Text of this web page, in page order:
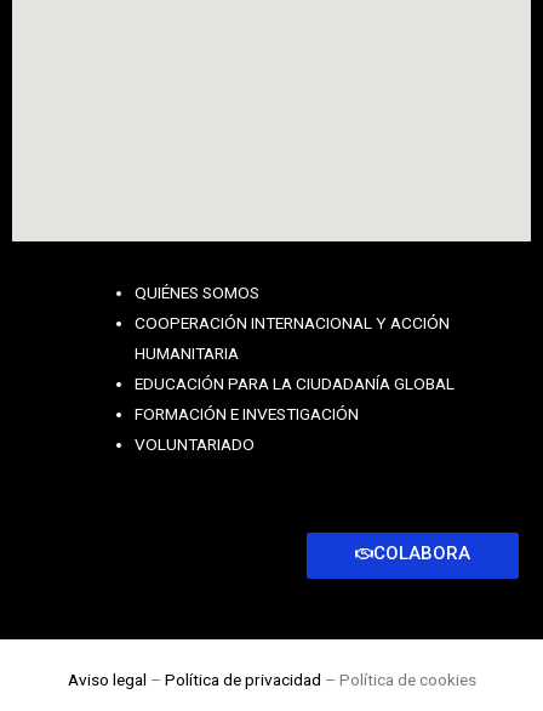
QUIÉNES SOMOS
COOPERACIÓN INTERNACIONAL Y ACCIÓN
HUMANITARIA
EDUCACIÓN PARA LA CIUDADANÍA GLOBAL
FORMACIÓN E INVESTIGACIÓN
VOLUNTARIADO
COLABORA
Aviso legal – Política de privacidad – Política de cookies